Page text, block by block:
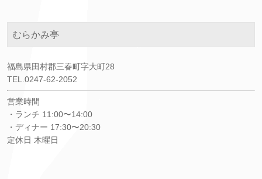
むらかみ亭
福島県田村郡三春町字大町28
TEL.0247-62-2052
営業時間
・ランチ 11:00〜14:00
・ディナー 17:30〜20:30
定休日 木曜日